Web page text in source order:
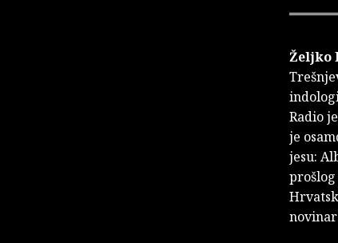
Željko
Radio
je
jesu:
prošlog